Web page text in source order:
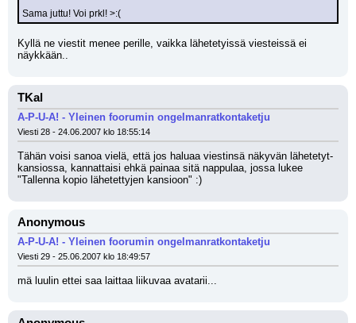
Sama juttu! Voi prkl! >:(
Kyllä ne viestit menee perille, vaikka lähetetyissä viesteissä ei
näykkään..
TKal
A-P-U-A! - Yleinen foorumin ongelmanratkontaketju
Viesti 28 - 24.06.2007 klo 18:55:14
Tähän voisi sanoa vielä, että jos haluaa viestinsä näkyvän lähetetyt-
kansiossa, kannattaisi ehkä painaa sitä nappulaa, jossa lukee
"Tallenna kopio lähetettyjen kansioon" :)
Anonymous
A-P-U-A! - Yleinen foorumin ongelmanratkontaketju
Viesti 29 - 25.06.2007 klo 18:49:57
mä luulin ettei saa laittaa liikuvaa avatarii...